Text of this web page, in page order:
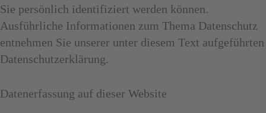
Sie persönlich identifiziert werden können.
Ausführliche Informationen zum Thema Datenschutz
entnehmen Sie unserer unter diesem Text aufgeführten
Datenschutzerklärung.
Datenerfassung auf dieser Website